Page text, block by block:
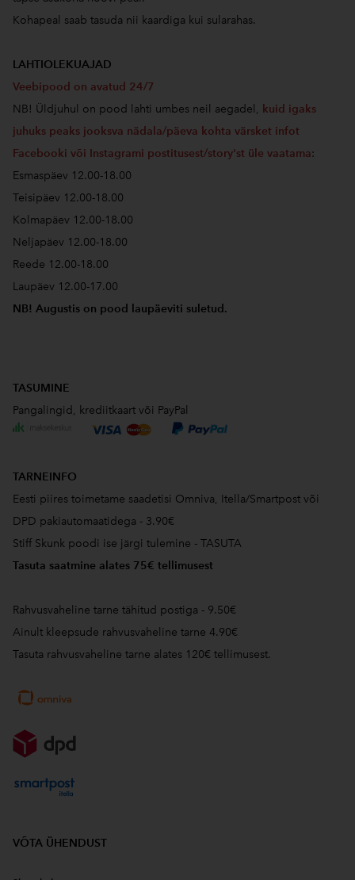
Kohapeal saab tasuda nii kaardiga kui sularahas.
LAHTIOLEKUAJAD
Veebipood on avatud 24/7
NB! Üldjuhul on pood lahti umbes neil aegadel, kuid igaks
juhuks peaks jooksva nädala/päeva kohta värsket infot
Facebooki või Instagrami postitusest/story'st üle vaatama:
Esmaspäev 12.00-18.00
Teisipäev 12.00-18.00
Kolmapäev 12.00-18.00
Neljapäev 12.00-18.00
Reede 12.00-18.00
Laupäev 12.00-17.00
NB! Augustis on pood laupäeviti suletud.
TASUMINE
Pangalingid, krediitkaart või PayPal
TARNEINFO
Eesti piires toimetame saadetisi Omniva, Itella/Smartpost või
DPD pakiautomaatidega - 3.90€
Stiff Skunk poodi ise järgi tulemine - TASUTA
Tasuta saatmine alates 75€ tellimusest
Rahvusvaheline tarne tähitud postiga - 9.50€
Ainult kleepsude rahvusvaheline tarne 4.90€
Tasuta rahvusvaheline tarne alates 120€ tellimusest.
VÕTA ÜHENDUST